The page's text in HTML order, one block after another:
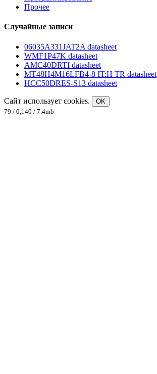
Прочее
Случайные записи
06035A331JAT2A datasheet
WMF1P47K datasheet
AMC40DRTI datasheet
MT48H4M16LFB4-8 IT:H TR datasheet
HCC50DRES-S13 datasheet
Сайт использует cookies.
OK
79 / 0,140 / 7.4mb